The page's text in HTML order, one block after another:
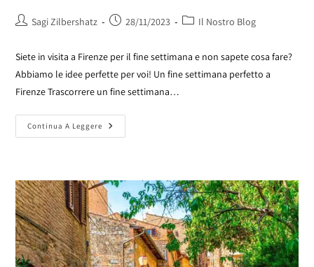
Sagi Zilbershatz 28/11/2023 Il Nostro Blog
Siete in visita a Firenze per il fine settimana e non sapete cosa fare?
Abbiamo le idee perfette per voi! Un fine settimana perfetto a
Firenze Trascorrere un fine settimana…
Continua A Leggere